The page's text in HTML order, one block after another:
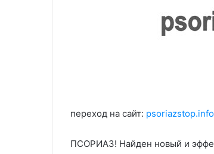
переход на сайт:
ПСОРИАЗ! Найден новый и